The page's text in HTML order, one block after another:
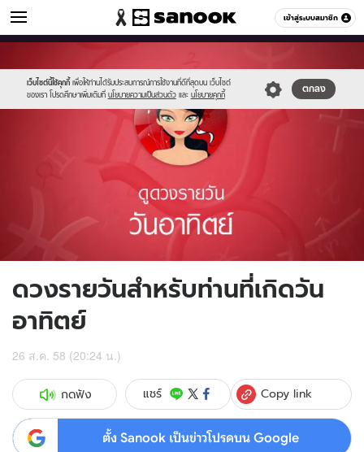
เข้าสู่ระบบสมาชิก
ดูดวง หมวดอื่นๆ
เว็บไซต์นี้ใช้คุกกี้ เพื่อให้ท่านได้รับประสบการณ์การใช้งานที่ดีที่สุดบน เว็บไซต์
ของเรา โปรดศึกษาเพิ่มเติมที่ นโยบายความเป็นส่วนตัว และ นโยบายคุกกี้
ตกลง
new-
sanook.png
ดวงรายวันสำหรับท่านที่เกิดวัน
อาทิตย์
26 ส.ค. 58 (20:24 น.)
กดฟัง แชร์ Copy link
ตั้ง Sanook เป็นข่าวโปรดบน Google